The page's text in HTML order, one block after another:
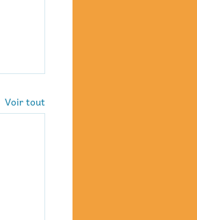
Voir tout